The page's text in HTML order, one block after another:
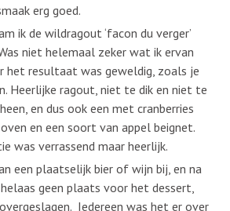
erg goed.
ik de wildragout ‘facon du verger’
niet helemaal zeker wat ik ervan
het resultaat was geweldig, zoals je
Heerlijke ragout, niet te dik en niet te
en dus ook een met cranberries
en een soort van appel beignet.
was verrassend maar heerlijk.
een plaatselijk bier of wijn bij, en na
geen plaats voor het dessert,
Iedereen was het er over